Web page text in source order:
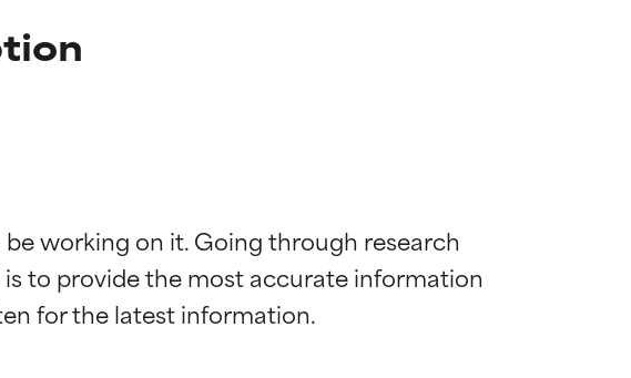
working on it. Going through research
to provide the most accurate information
per la maggior
per la maggior